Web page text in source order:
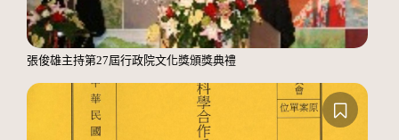
張俊雄主持第27屆行政院文化獎頒獎典禮